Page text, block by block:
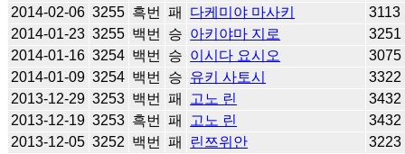
2014-02-06 3255 흑번 패 다케미야 마사키
3113
2014-01-23 3255 백번 승 아키야마 지로
3251
2014-01-16 3254 백번 승 이시다 요시오
3075
2014-01-09 3254 백번 승 유키 사토시
3322
2013-12-29 3253 백번 패 고노 린
3432
2013-12-19 3253 흑번 패 고노 린
3432
2013-12-05 3252 백번 패 린쯔위안
3223